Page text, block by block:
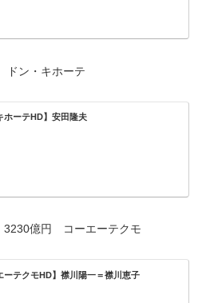
ン・キホーテ
ホーテHD】安田隆夫
億円 コーエーテクモ
ーテクモHD】襟川陽一＝襟川恵子